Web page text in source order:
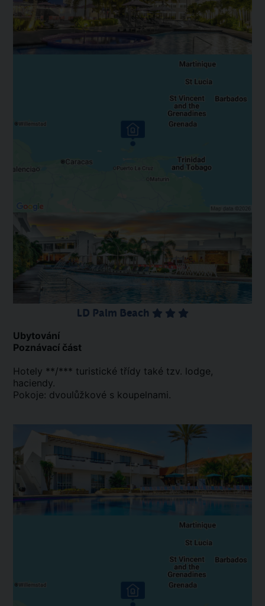
LD Palm Beach
Ubytování
Poznávací část
Hotely **/*** turistické třídy také tzv. lodge,
haciendy.
Pokoje: dvoulůžkové s koupelnami.